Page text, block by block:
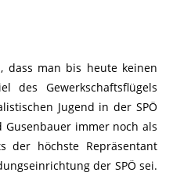
dass man bis heute keinen
des Gewerkschaftsflügels
Jugend in der SPÖ
immer noch als
der höchste Repräsentant
der SPÖ sei.